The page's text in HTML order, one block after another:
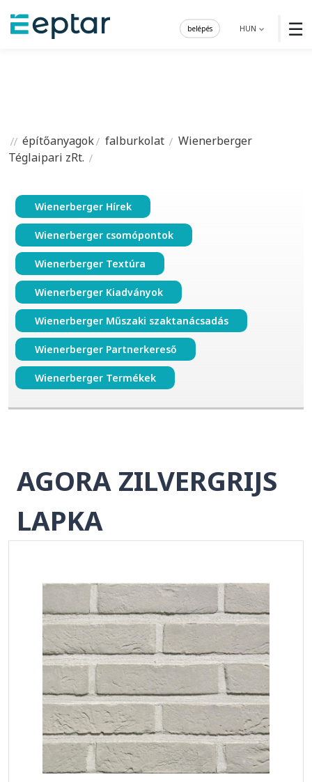
☰
HUN
belépés
építőanyagok falburkolat
Wienerberger
Téglaipari zRt.
Wienerberger Hírek
Wienerberger csomópontok
Wienerberger Textúra
Wienerberger Kiadványok
Wienerberger Műszaki szaktanácsadás
Wienerberger Partnerkereső
Wienerberger Termékek
AGORA ZILVERGRIJS
LAPKA